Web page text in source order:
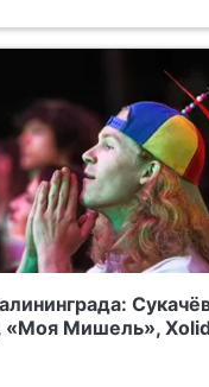
«Моя Мишель»,